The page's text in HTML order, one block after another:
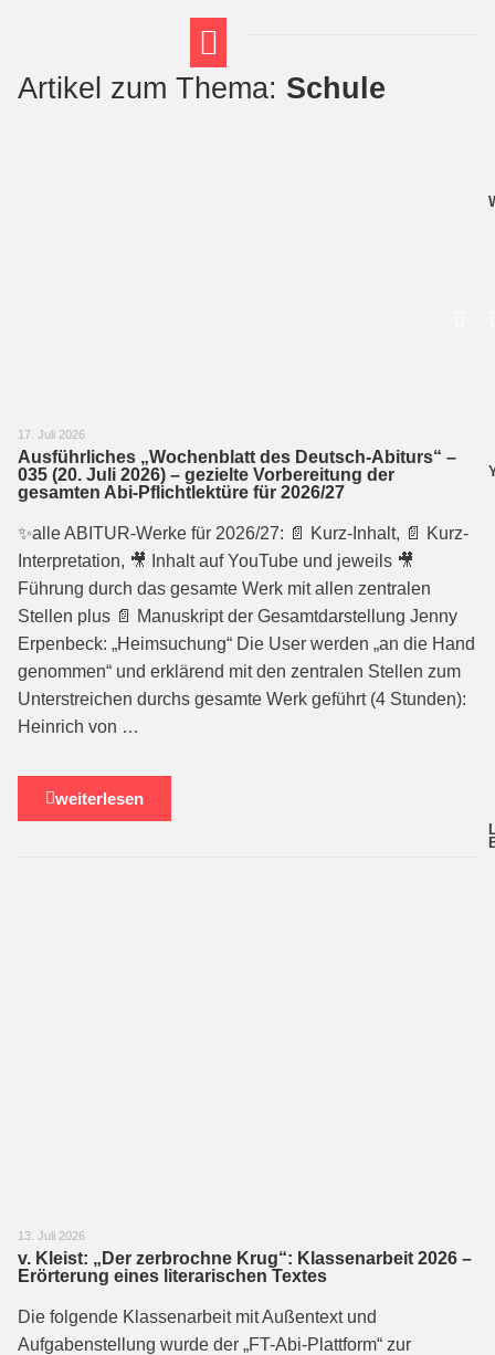
Artikel zum Thema: Schule
17. Juli 2026
Ausführliches „Wochenblatt des Deutsch-Abiturs“ –
035 (20. Juli 2026) – gezielte Vorbereitung der
gesamten Abi-Pflichtlektüre für 2026/27
✨alle ABITUR-Werke für 2026/27: 📄 Kurz-Inhalt, 📄 Kurz-
Interpretation, 🎥 Inhalt auf YouTube und jeweils 🎥
Führung durch das gesamte Werk mit allen zentralen
Stellen plus 📄 Manuskript der Gesamtdarstellung Jenny
Erpenbeck: „Heimsuchung“ Die User werden „an die Hand
genommen“ und erklärend mit den zentralen Stellen zum
Unterstreichen durchs gesamte Werk geführt (4 Stunden):
Heinrich von …
weiterlesen
13. Juli 2026
v. Kleist: „Der zerbrochne Krug“: Klassenarbeit 2026 –
Erörterung eines literarischen Textes
Die folgende Klassenarbeit mit Außentext und
Aufgabenstellung wurde der „FT-Abi-Plattform“ zur